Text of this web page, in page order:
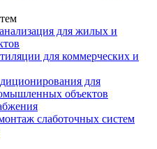
для жилых и
для коммерческих и
для
объектов
слаботочных систем